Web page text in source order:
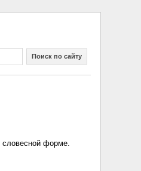
Поиск по сайту
форме.